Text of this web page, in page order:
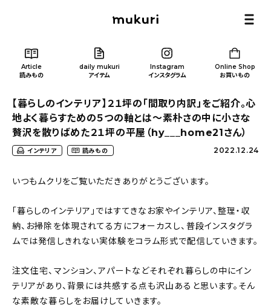
Article
読みもの
daily mukuri
アイテム
Instagram
インスタグラム
Online Shop
お買いもの
新着記事
おすすめの記事
【暮らしのインテリア】２１坪の「間取り内訳」をご紹介。心
地よく暮らすための５つの軸とは〜素朴さの中に小さな
贅沢を散りばめた２１坪の平屋（hy___home21さん）
インテリア 読みもの 2022.12.24
いつもムクリをご覧いただきありがとうございます。
「暮らしのインテリア」ではすてきなお家やインテリア、整理・収
納、お掃除を体現されてる方にフォーカスし、普段インスタグラ
ムでは発信しきれない実体験をコラム形式で配信していきます。
注文住宅、マンション、アパートなどそれぞれ暮らしの中にイン
テリアがあり、背景には共感する点も沢山あると思います。そん
な素敵な暮らしをお届けしていきます。